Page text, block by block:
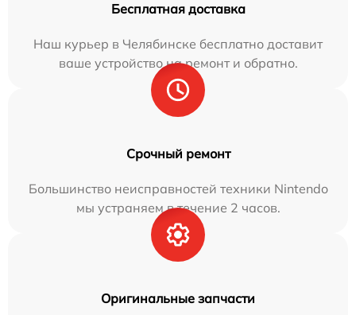
Бесплатная доставка
Наш курьер в Челябинске бесплатно доставит
ваше устройство на ремонт и обратно.
Срочный ремонт
Большинство неисправностей техники Nintendo
мы устраняем в течение 2 часов.
Оригинальные запчасти